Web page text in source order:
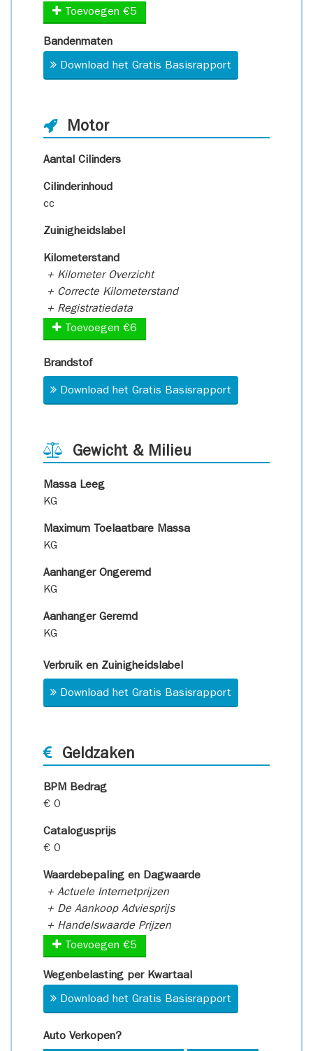
Toevoegen €5
Bandenmaten
Download het Gratis Basisrapport
Motor
Aantal Cilinders
Cilinderinhoud
cc
Zuinigheidslabel
Kilometerstand
+ Kilometer Overzicht
+ Correcte Kilometerstand
+ Registratiedata
Toevoegen €6
Brandstof
Download het Gratis Basisrapport
Gewicht & Milieu
Massa Leeg
KG
Maximum Toelaatbare Massa
KG
Aanhanger Ongeremd
KG
Aanhanger Geremd
KG
Verbruik en Zuinigheidslabel
Download het Gratis Basisrapport
Geldzaken
BPM Bedrag
€ 0
Catalogusprijs
€ 0
Waardebepaling en Dagwaarde
+ Actuele Internetprijzen
+ De Aankoop Adviesprijs
+ Handelswaarde Prijzen
Toevoegen €5
Wegenbelasting per Kwartaal
Download het Gratis Basisrapport
Auto Verkopen?